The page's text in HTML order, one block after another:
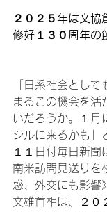
２０２５年は文協
修好１３０周年の
「日系社会とし
まるこの機会を活
いだろうか。１月
ジルに来るかも」
１１日付毎日新聞
南米訪問見送りを
惑、外交にも影響
文雄首相は、２０